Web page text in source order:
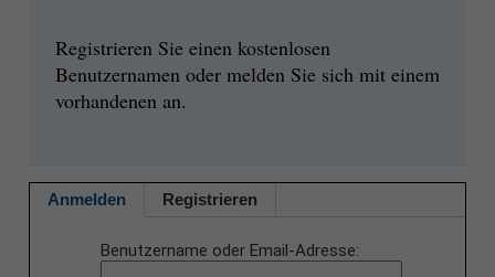
Registrieren Sie einen kostenlosen
Benutzernamen oder melden Sie sich mit einem
vorhandenen an.
Anmelden Registrieren
Benutzername oder Email-Adresse